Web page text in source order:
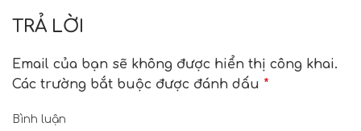
TRẢ LỜI
Email của bạn sẽ không được hiển thị công khai.
Các trường bắt buộc được đánh dấu *
Bình luận